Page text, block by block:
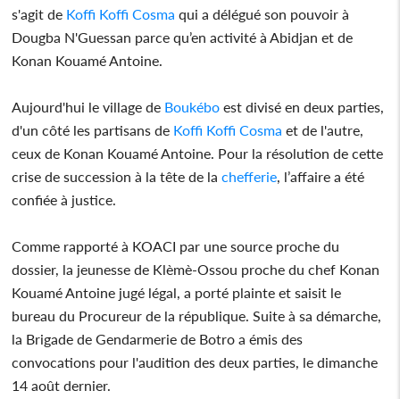
s'agit de Koffi Koffi Cosma qui a délégué son pouvoir à
Dougba N'Guessan parce qu’en activité à Abidjan et de
Konan Kouamé Antoine.
Aujourd'hui le village de Boukébo est divisé en deux parties,
d'un côté les partisans de Koffi Koffi Cosma et de l'autre,
ceux de Konan Kouamé Antoine. Pour la résolution de cette
crise de succession à la tête de lachefferie , l’affaire a été
confiée à justice.
Comme rapporté à KOACI par une source proche du
dossier, la jeunesse de Klèmè-Ossou proche du chef Konan
Kouamé Antoine jugé légal, a porté plainte et saisit le
bureau du Procureur de la république. Suite à sa démarche,
la Brigade de Gendarmerie de Botro a émis des
convocations pour l'audition des deux parties, le dimanche
14 août dernier.